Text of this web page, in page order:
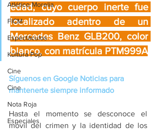
Atlético Morelia
FICM
Espectáculos
Kultura Pop
Cine
Cine
Nota Roja
Especiales
edad, cuyo cuerpo inerte fue
localizado adentro de un
Mercedes Benz GLB200, color
blanco, con matrícula PTM999A
Síguenos en Google Noticias para
mantenerte siempre informado
Hasta el momento se desconoce el
móvil del crimen y la identidad de los